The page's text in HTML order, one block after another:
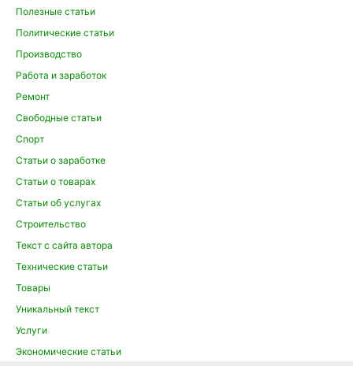
Полезные статьи
Политические статьи
Производство
Работа и заработок
Ремонт
Свободные статьи
Спорт
Статьи о заработке
Статьи о товарах
Статьи об услугах
Строительство
Текст с сайта автора
Технические статьи
Товары
Уникальный текст
Услуги
Экономические статьи